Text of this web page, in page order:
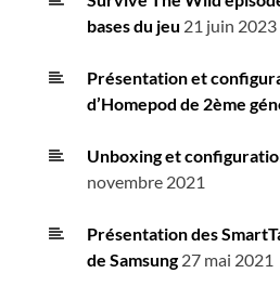
bases du jeu 21 juin 2023
Présentation et
d’Homepod de 2ème
Unboxing et
novembre 2021
Présentation des
de Samsung 27 mai 2021